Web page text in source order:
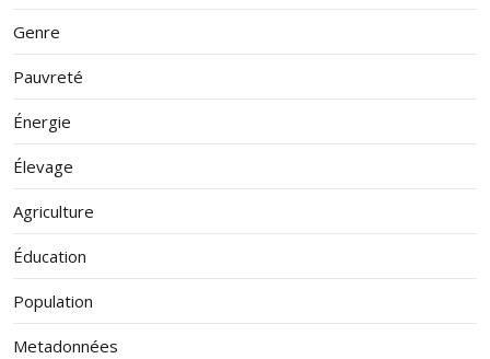
Genre
Pauvreté
Énergie
Élevage
Agriculture
Éducation
Population
Metadonnées